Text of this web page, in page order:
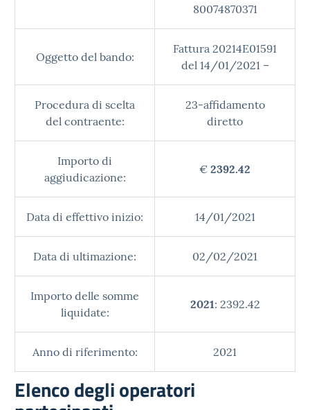
80074870371
Oggetto del bando:
Fattura 20214E01591
del 14/01/2021 –
Procedura di scelta
del contraente:
23-affidamento
diretto
Importo di
aggiudicazione:
€ 2392.42
Data di effettivo inizio: 14/01/2021
Data di ultimazione: 02/02/2021
Importo delle somme
liquidate:
2021: 2392.42
Anno di riferimento: 2021
Elenco degli operatori